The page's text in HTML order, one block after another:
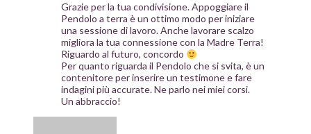
Grazie per la tua condivisione. Appoggiare il
Pendolo a terra è un ottimo modo per iniziare
una sessione di lavoro. Anche lavorare scalzo
migliora la tua connessione con la Madre Terra!
Riguardo al futuro, concordo
Per quanto riguarda il Pendolo che si svita, è un
contenitore per inserire un testimone e fare
indagini più accurate. Ne parlo nei miei corsi.
Un abbraccio!